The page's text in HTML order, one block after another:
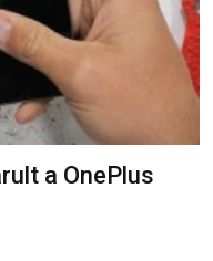
a OnePlus